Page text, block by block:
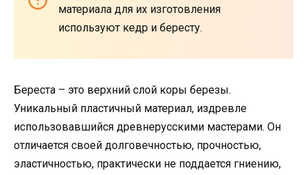
материала для их изготовления
используют кедр и бересту.
Береста – это верхний слой коры березы.
Уникальный пластичный материал, издревле
использовавшийся древнерусскими мастерами. Он
отличается своей долговечностью, прочностью,
эластичностью, практически не поддается гниению,